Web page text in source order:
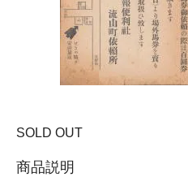
SOLD OUT
商品説明